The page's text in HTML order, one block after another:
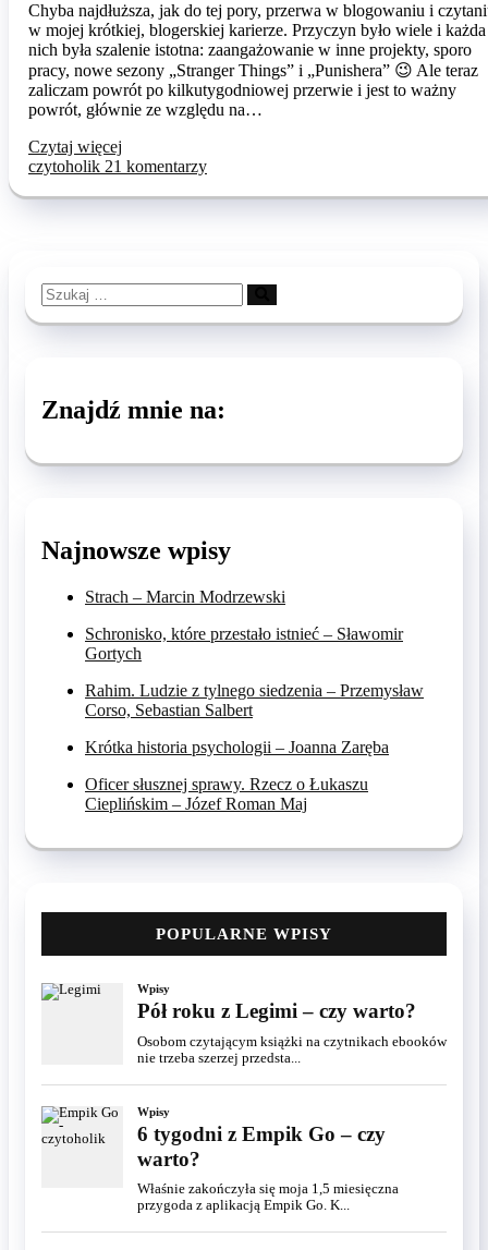
Chyba najdłuższa, jak do tej pory, przerwa w blogowaniu i
w mojej krótkiej, blogerskiej karierze. Przyczyn było wiele i
nich była szalenie istotna: zaangażowanie w inne projekty, sporo
pracy, nowe sezony „Stranger Things” i „Punishera” 😉 Ale teraz
zaliczam powrót po kilkutygodniowej przerwie i jest to ważny
powrót, głównie ze względu na…
Czytaj więcej
czytoholik 21 komentarzy
Szukaj
…
Znajdź mnie na:
Najnowsze wpisy
Strach – Marcin Modrzewski
Schronisko, które przestało istnieć – Sławomir
Gortych
Rahim. Ludzie z tylnego siedzenia – Przemysław
Corso, Sebastian Salbert
Krótka historia psychologii – Joanna Zaręba
Oficer słusznej sprawy. Rzecz o Łukaszu
Cieplińskim – Józef Roman Maj
POPULARNE WPISY
Wpisy
Pół roku z Legimi – czy warto?
Osobom czytającym książki na czytnikach ebooków
nie trzeba szerzej przedsta...
Wpisy
6 tygodni z Empik Go – czy
warto?
Właśnie zakończyła się moja 1,5 miesięczna
przygoda z aplikacją Empik Go. K...